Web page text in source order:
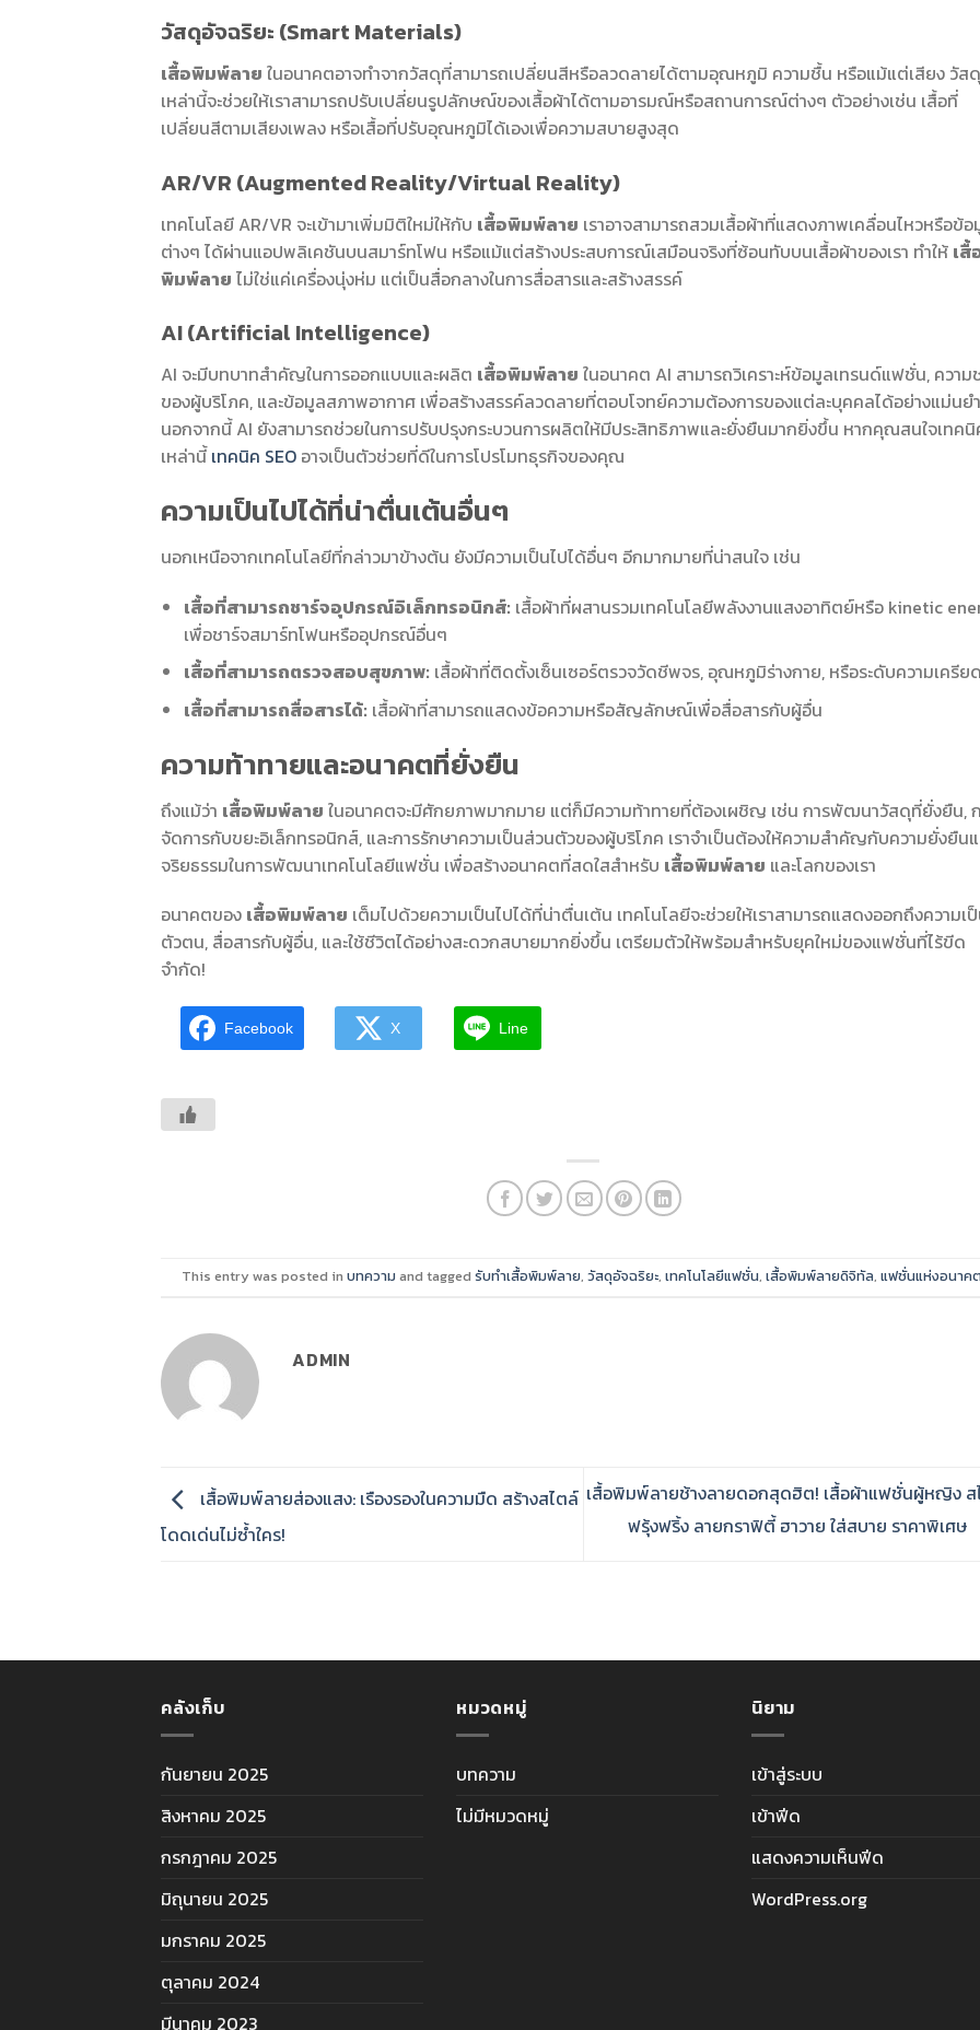
วัสดุอัจฉริยะ (Smart Materials)
เสื้อพิมพ์ลาย ในอนาคตอาจทำจากวัสดุที่สามารถเปลี่ยนสีหรือลวดลายได้ตามอุณหภูมิ ความชื้น หรือแม้แต่เสียง วัสดุ
เหล่านี้จะช่วยให้เราสามารถปรับเปลี่ยนรูปลักษณ์ของเสื้อผ้าได้ตามอารมณ์หรือสถานการณ์ต่างๆ ตัวอย่างเช่น เสื้อที่
เปลี่ยนสีตามเสียงเพลง หรือเสื้อที่ปรับอุณหภูมิได้เองเพื่อความสบายสูงสุด
AR/VR (Augmented Reality/Virtual Reality)
เทคโนโลยี AR/VR จะเข้ามาเพิ่มมิติใหม่ให้กับ เสื้อพิมพ์ลาย เราอาจสามารถสวมเสื้อผ้าที่แสดงภาพเคลื่อนไหวหรือข้อ
ต่างๆ ได้ผ่านแอปพลิเคชันบนสมาร์ทโฟน หรือแม้แต่สร้างประสบการณ์เสมือนจริงที่ซ้อนทับบนเสื้อผ้าของเรา ทำให้ เสื้
พิมพ์ลาย ไม่ใช่แค่เครื่องนุ่งห่ม แต่เป็นสื่อกลางในการสื่อสารและสร้างสรรค์
AI (Artificial Intelligence)
AI จะมีบทบาทสำคัญในการออกแบบและผลิต เสื้อพิมพ์ลาย ในอนาคต AI สามารถวิเคราะห์ข้อมูลเทรนด์แฟชั่น, ความ
ของผู้บริโภค, และข้อมูลสภาพอากาศ เพื่อสร้างสรรค์ลวดลายที่ตอบโจทย์ความต้องการของแต่ละบุคคลได้อย่างแม่นยำ
นอกจากนี้ AI ยังสามารถช่วยในการปรับปรุงกระบวนการผลิตให้มีประสิทธิภาพและยั่งยืนมากยิ่งขึ้น หากคุณสนใจเทค
เหล่านี้ เทคนิค SEO อาจเป็นตัวช่วยที่ดีในการโปรโมทธุรกิจของคุณ
ความเป็นไปได้ที่น่าตื่นเต้นอื่นๆ
นอกเหนือจากเทคโนโลยีที่กล่าวมาข้างต้น ยังมีความเป็นไปได้อื่นๆ อีกมากมายที่น่าสนใจ เช่น
เสื้อที่สามารถชาร์จอุปกรณ์อิเล็กทรอนิกส์: เสื้อผ้าที่ผสานรวมเทคโนโลยีพลังงานแสงอาทิตย์หรือ kinetic
เพื่อชาร์จสมาร์ทโฟนหรืออุปกรณ์อื่นๆ
เสื้อที่สามารถตรวจสอบสุขภาพ: เสื้อผ้าที่ติดตั้งเซ็นเซอร์ตรวจวัดชีพจร, อุณหภูมิร่างกาย, หรือระดับความเครียด
เสื้อที่สามารถสื่อสารได้: เสื้อผ้าที่สามารถแสดงข้อความหรือสัญลักษณ์เพื่อสื่อสารกับผู้อื่น
ความท้าทายและอนาคตที่ยั่งยืน
ถึงแม้ว่า เสื้อพิมพ์ลาย ในอนาคตจะมีศักยภาพมากมาย แต่ก็มีความท้าทายที่ต้องเผชิญ เช่น การพัฒนาวัสดุที่ยั่งยืน,
จัดการกับขยะอิเล็กทรอนิกส์, และการรักษาความเป็นส่วนตัวของผู้บริโภค เราจำเป็นต้องให้ความสำคัญกับความยั่งยืน
จริยธรรมในการพัฒนาเทคโนโลยีแฟชั่น เพื่อสร้างอนาคตที่สดใสสำหรับ เสื้อพิมพ์ลาย และโลกของเรา
อนาคตของ เสื้อพิมพ์ลาย เต็มไปด้วยความเป็นไปได้ที่น่าตื่นเต้น เทคโนโลยีจะช่วยให้เราสามารถแสดงออกถึงความเ
ตัวตน, สื่อสารกับผู้อื่น, และใช้ชีวิตได้อย่างสะดวกสบายมากยิ่งขึ้น เตรียมตัวให้พร้อมสำหรับยุคใหม่ของแฟชั่นที่ไร้ขีด
จำกัด!
Facebook X Line
This entry was posted in บทความ and tagged รับทำเสื้อพิมพ์ลาย, วัสดุอัจฉริยะ, เทคโนโลยีแฟชั่น, เสื้อพิมพ์ลายดิจิทัล, แฟชั่นแห่งอนาคต
ADMIN
เสื้อพิมพ์ลายส่องแสง: เรืองรองในความมืด สร้างสไตล์
โดดเด่นไม่ซ้ำใคร!
เสื้อพิมพ์ลายช้างลายดอกสุดฮิต! เสื้อผ้าแฟชั่นผู้หญิง ส
ฟรุ้งฟริ้ง ลายกราฟิตี้ ฮาวาย ใส่สบาย ราคาพิเศษ
คลังเก็บ
กันยายน 2025
สิงหาคม 2025
กรกฎาคม 2025
มิถุนายน 2025
มกราคม 2025
ตุลาคม 2024
มีนาคม 2023
หมวดหมู่
บทความ
ไม่มีหมวดหมู่
นิยาม
เข้าสู่ระบบ
เข้าฟีด
แสดงความเห็นฟีด
WordPress.org